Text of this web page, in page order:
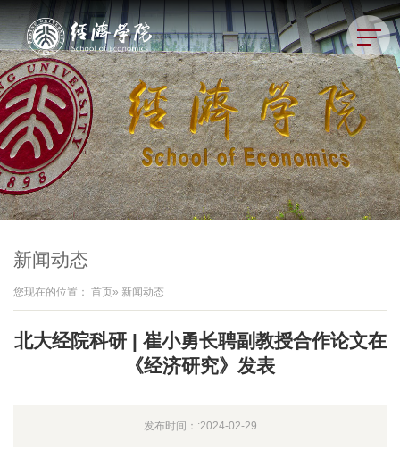
新闻动态
您现在的位置： 首页» 新闻动态
北大经院科研 | 崔小勇长聘副教授合作论文在
《经济研究》发表
发布时间：:2024-02-29